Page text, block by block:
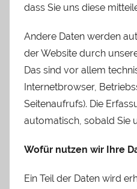
dass Sie uns diese
Andere Daten werden
der Website durch
Das sind vor allem
Internetbrowser,
Seitenaufrufs). Die
automatisch, sobald Sie
Wofür nutzen wir Ihre
Ein Teil der Daten wird